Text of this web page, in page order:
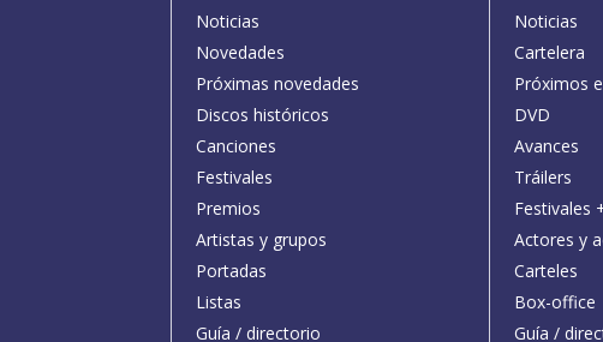
Noticias
Novedades
Próximas novedades
Discos históricos
Canciones
Festivales
Premios
Artistas y grupos
Portadas
Listas
Guía / directorio
Noticias
Cartelera
Próximos
DVD
Avances
Tráilers
Festivales
Actores y
Carteles
Box-office
Guía /